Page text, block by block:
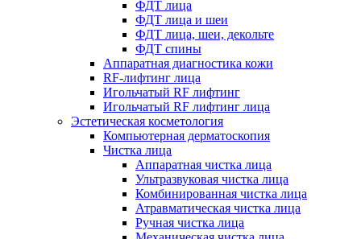
ФДТ лица
ФДТ лица и шеи
ФДТ лица, шеи, декольте
ФДТ спины
Аппаратная диагностика кожи
RF-лифтинг лица
Игольчатый RF лифтинг
Игольчатый RF лифтинг лица
Эстетическая косметология
Компьютерная дерматоскопия
Чистка лица
Аппаратная чистка лица
Ультразвуковая чистка лица
Комбинированная чистка лица
Атравматическая чистка лица
Ручная чистка лица